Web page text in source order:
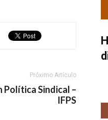
Próximo Artículo
Política Sindical –
IFPS